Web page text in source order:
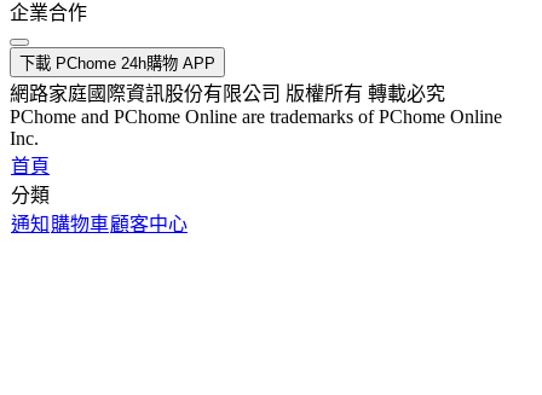
企業合作
下載 PChome 24h購物 APP
網路家庭國際資訊股份有限公司 版權所有 轉載必究
PChome and PChome Online are trademarks of PChome Online
Inc.
首頁
分類
通知 購物車顧客中心